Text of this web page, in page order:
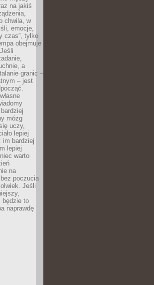
na jakiś
chwila, w
emocje,
czas”, tylko
obejmuje
a
granic –
– jest
mózg
uczy,
lepiej
im bardziej
lepiej
warto
na
poczucia
Jeśli
będzie to
naprawdę